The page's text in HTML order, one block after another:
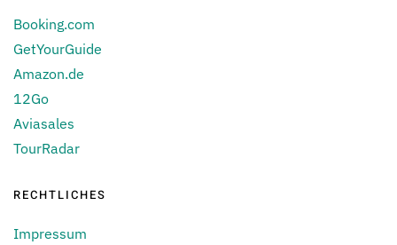
Booking.com
GetYourGuide
Amazon.de
12Go
Aviasales
TourRadar
RECHTLICHES
Impressum